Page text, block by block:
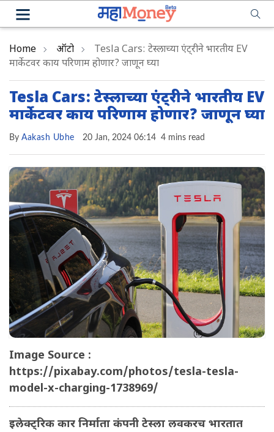
Home ऑटो
Tesla Cars: टेस्लाच्या एंट्रीने भारतीय EV
मार्केटवर काय परिणाम होणार? जाणून घ्या
Tesla Cars: टेस्लाच्या एंट्रीने भारतीय EV
मार्केटवर काय परिणाम होणार? जाणून घ्या
By Aakash Ubhe 20 Jan, 2024 06:14 4 mins read
Image Source :
https://pixabay.com/photos/tesla-tesla-
model-x-charging-1738969/
इलेक्ट्रिक कार निर्माता कंपनी टेस्ला लवकरच भारतात